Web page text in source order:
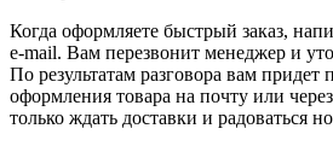
Когда оформляете быстрый заказ,
e-mail. Вам перезвонит менеджер и
По результатам разговора вам придет
оформления товара на почту или
только ждать доставки и радоваться